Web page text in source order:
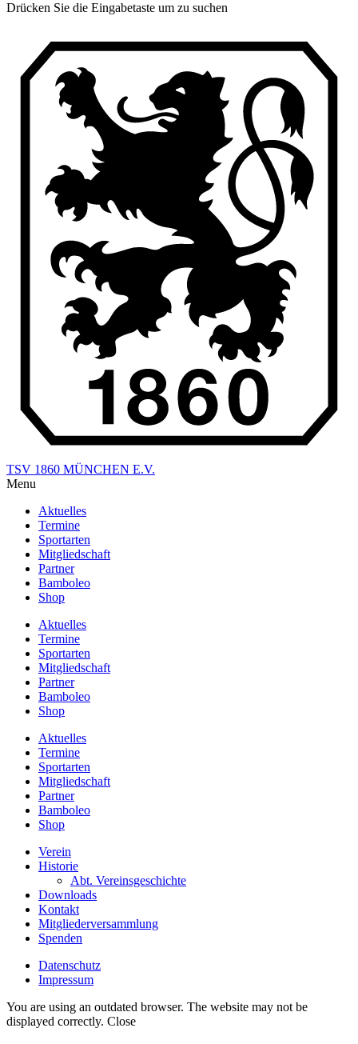
Drücken Sie die Eingabetaste um zu suchen
TSV 1860 MÜNCHEN E.V.
Menu
Aktuelles
Termine
Sportarten
Mitgliedschaft
Partner
Bamboleo
Shop
Aktuelles
Termine
Sportarten
Mitgliedschaft
Partner
Bamboleo
Shop
Aktuelles
Termine
Sportarten
Mitgliedschaft
Partner
Bamboleo
Shop
Verein
Historie
Abt. Vereinsgeschichte
Downloads
Kontakt
Mitgliederversammlung
Spenden
Datenschutz
Impressum
You are using an outdated browser. The website may not be
displayed correctly. Close